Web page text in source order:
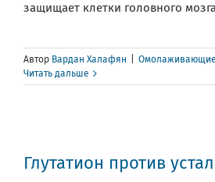
защищает клетки головного
Автор Вардан Халафян
Омолаживающие
Читать дальше
Глутатион против